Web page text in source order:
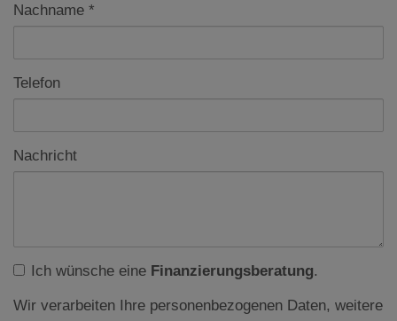
Nachname
Telefon
Nachricht
Ich wünsche eine Finanzierungsberatung.
Wir verarbeiten Ihre personenbezogenen Daten, weitere